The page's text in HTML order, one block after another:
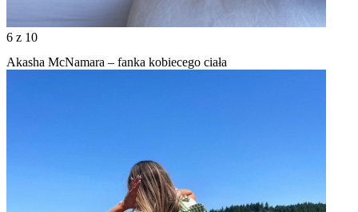
6 z 10
Akasha McNamara – fanka kobiecego ciała